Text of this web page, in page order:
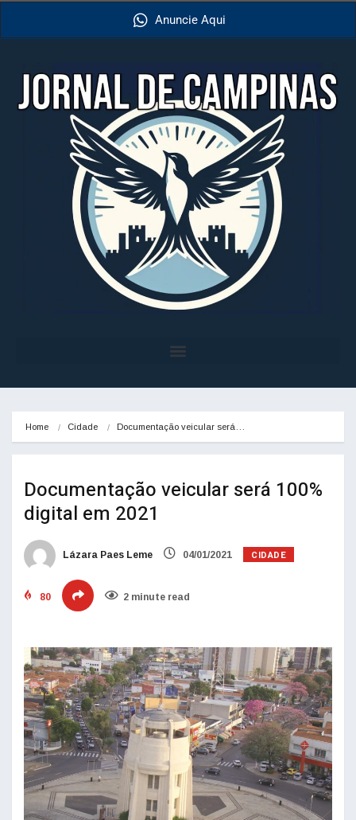
Anuncie Aqui
Home Cidade Documentação veicular será…
Documentação veicular será 100%
digital em 2021
Lázara Paes Leme 04/01/2021 CIDADE
80 2 minute read